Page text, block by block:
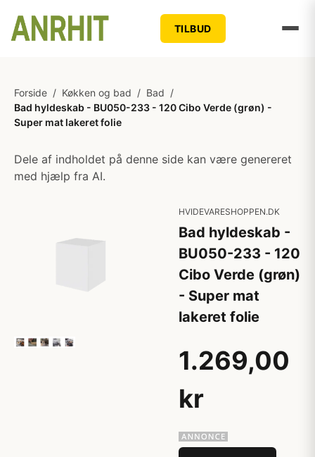
TILBUD
Forside / Køkken og bad / Bad /
Bad hyldeskab - BU050-233 - 120 Cibo Verde (grøn) -
Super mat lakeret folie
Dele af indholdet på denne side kan være genereret
med hjælp fra AI.
HVIDEVARESHOPPEN.DK
Bad hyldeskab -
BU050-233 - 120
Cibo Verde (grøn)
- Super mat
lakeret folie
1.269,00
kr